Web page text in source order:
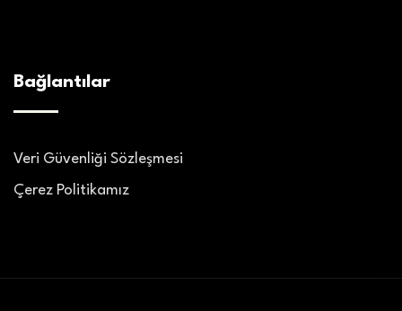
Bağlantılar
Veri Güvenliği Sözleşmesi
Çerez Politikamız